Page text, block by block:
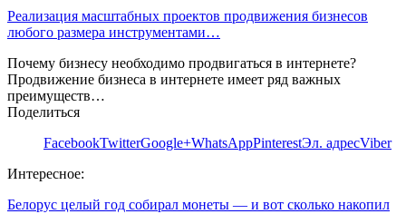
Реализация масштабных проектов продвижения бизнесов
любого размера инструментами…
Почему бизнесу необходимо продвигаться в интернете?
Продвижение бизнеса в интернете имеет ряд важных
преимуществ…
Поделиться
FacebookTwitterGoogle+WhatsAppPinterestЭл. адресViber
Интересное:
Белорус целый год собирал монеты — и вот сколько накопил